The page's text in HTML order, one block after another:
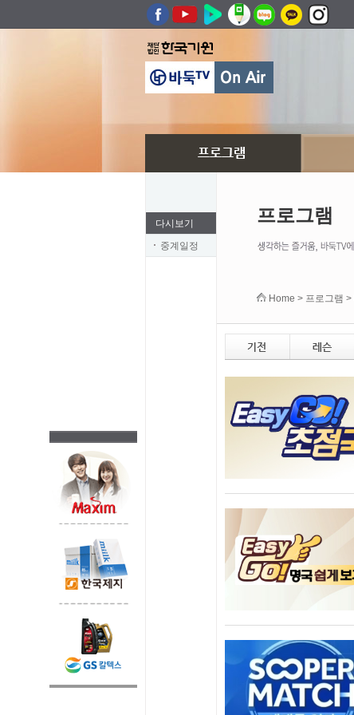
다시보기
중계일정
프로그램
Home > 프로그램 >